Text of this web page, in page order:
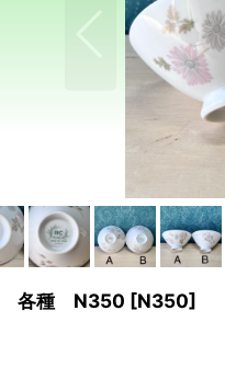
各種 N350 [N350]